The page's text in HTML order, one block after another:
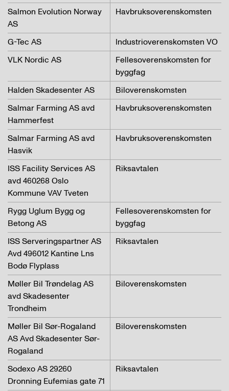
Salmon Evolution Norway
AS
Havbruksoverenskomsten
G-Tec AS
Industrioverenskomsten VO
VLK Nordic AS
Fellesoverenskomsten for
byggfag
Halden Skadesenter AS
Biloverenskomsten
Salmar Farming AS avd
Hammerfest
Havbruksoverenskomsten
Salmar Farming AS avd
Hasvik
Havbruksoverenskomsten
ISS Facility Services AS
avd 460268 Oslo
Kommune VAV Tveten
Riksavtalen
Rygg Uglum Bygg og
Betong AS
Fellesoverenskomsten for
byggfag
ISS Serveringspartner AS
Avd 496012 Kantine Lns
Bodø Flyplass
Riksavtalen
Møller Bil Trøndelag AS
avd Skadesenter
Trondheim
Biloverenskomsten
Møller Bil Sør-Rogaland
AS Avd Skadesenter Sør-
Rogaland
Biloverenskomsten
Sodexo AS 29260
Dronning Eufemias gate 71
Riksavtalen